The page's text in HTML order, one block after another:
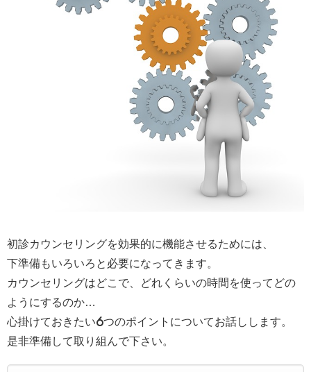
初診カウンセリングを効果的に機能させるためには、
下準備もいろいろと必要になってきます。
カウンセリングはどこで、どれくらいの時間を使ってどの
ようにするのか…
心掛けておきたい6つのポイントについてお話しします。
是非準備して取り組んで下さい。